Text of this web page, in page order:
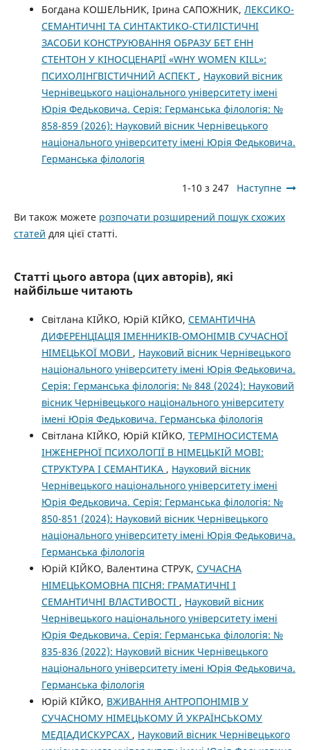
Богдана КОШЕЛЬНИК, Ірина САПОЖНИК, ЛЕКСИКО-
СЕМАНТИЧНІ ТА СИНТАКТИКО-СТИЛІСТИЧНІ
ЗАСОБИ КОНСТРУЮВАННЯ ОБРАЗУ БЕТ ЕНН
СТЕНТОН У КІНОСЦЕНАРІЇ «WHY WOMEN KILL»:
ПСИХОЛІНГВІСТИЧНИЙ АСПЕКТ , Науковий вісник
Чернівецького національного університету імені
Юрія Федьковича. Серія: Германська філологія: №
858-859 (2026): Науковий вісник Чернівецького
національного університету імені Юрія Федьковича.
Германська філологія
1-10 з 247 Наступне
Ви також можете розпочати розширений пошук схожих
статей для цієї статті.
Статті цього автора (цих авторів), які
найбільше читають
Cвітлана КІЙКО, Юрій КІЙКО, СЕМАНТИЧНА
ДИФЕРЕНЦІАЦІЯ ІМЕННИКІВ-ОМОНІМІВ СУЧАСНОЇ
НІМЕЦЬКОЇ МОВИ , Науковий вісник Чернівецького
національного університету імені Юрія Федьковича.
Серія: Германська філологія: № 848 (2024): Науковий
вісник Чернівецького національного університету
імені Юрія Федьковича. Германська філологія
Світлана КІЙКО, Юрій КІЙКО, ТЕРМІНОСИСТЕМА
ІНЖЕНЕРНОЇ ПСИХОЛОГІЇ В НІМЕЦЬКІЙ МОВІ:
СТРУКТУРА І СЕМАНТИКА , Науковий вісник
Чернівецького національного університету імені
Юрія Федьковича. Серія: Германська філологія: №
850-851 (2024): Науковий вісник Чернівецького
національного університету імені Юрія Федьковича.
Германська філологія
Юрій КІЙКО, Валентина СТРУК, СУЧАСНА
НІМЕЦЬКОМОВНА ПІСНЯ: ГРАМАТИЧНІ І
СЕМАНТИЧНІ ВЛАСТИВОСТІ , Науковий вісник
Чернівецького національного університету імені
Юрія Федьковича. Серія: Германська філологія: №
835-836 (2022): Науковий вісник Чернівецького
національного університету імені Юрія Федьковича.
Германська філологія
Юрій КІЙКО, ВЖИВАННЯ АНТРОПОНІМІВ У
СУЧАСНОМУ НІМЕЦЬКОМУ Й УКРАЇНСЬКОМУ
МЕДІАДИСКУРСАХ , Науковий вісник Чернівецького